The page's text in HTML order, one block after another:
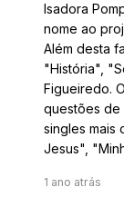
Isadora
nome ao
Além desta
"História",
Figueiredo.
questões de
singles mais
Jesus",
1 ano atrás